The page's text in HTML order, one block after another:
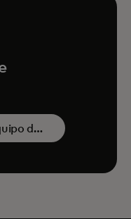
de